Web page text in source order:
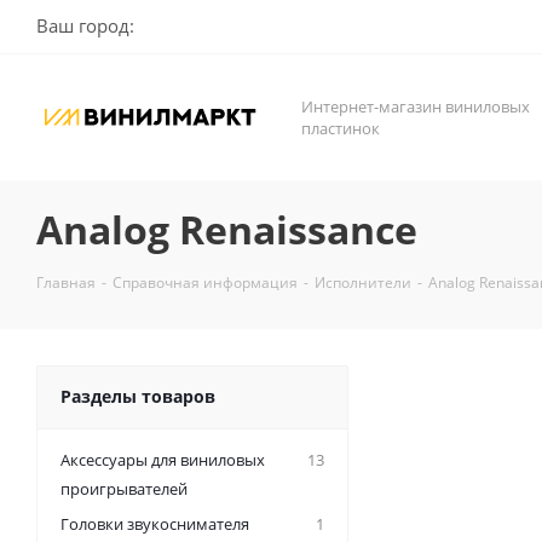
Ваш город:
Интернет-магазин виниловых
пластинок
Analog Renaissance
Главная - Справочная информация - Исполнители - Analog
Разделы товаров
Аксессуары для виниловых
проигрывателей
13
Головки звукоснимателя 1